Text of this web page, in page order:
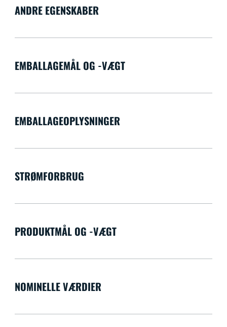
ANDRE EGENSKABER
EMBALLAGEMÅL OG -VÆGT
EMBALLAGEOPLYSNINGER
STRØMFORBRUG
PRODUKTMÅL OG -VÆGT
NOMINELLE VÆRDIER